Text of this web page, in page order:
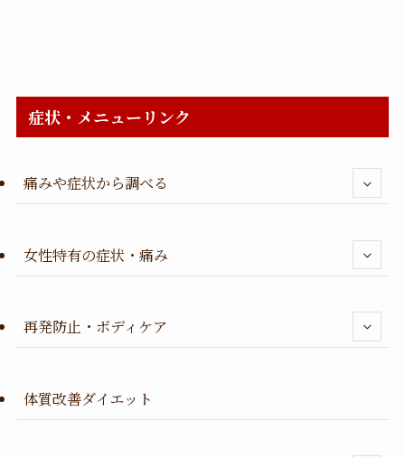
症状・メニューリンク
痛みや症状から調べる
女性特有の症状・痛み
再発防止・ボディケア
体質改善ダイエット